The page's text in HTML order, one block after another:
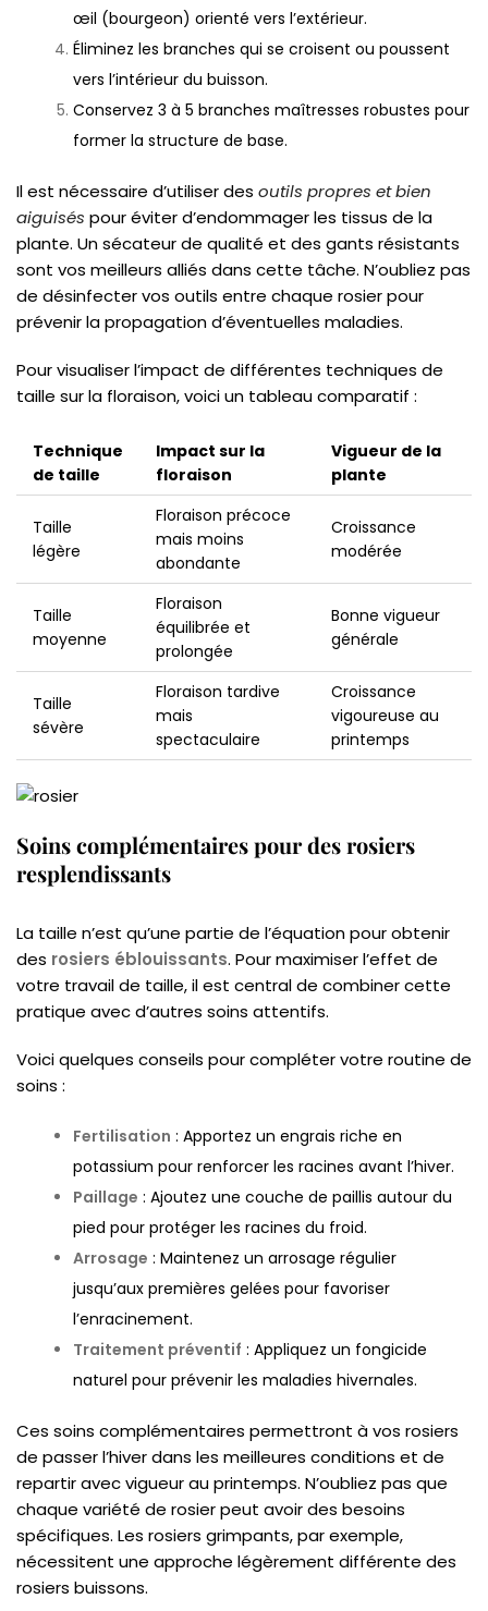
œil (bourgeon) orienté vers l’extérieur.
Éliminez les branches qui se croisent ou poussent
vers l’intérieur du buisson.
Conservez 3 à 5 branches maîtresses robustes pour
former la structure de base.
Il est nécessaire d’utiliser des outils propres et bien
aiguisés pour éviter d’endommager les tissus de la
plante. Un sécateur de qualité et des gants résistants
sont vos meilleurs alliés dans cette tâche. N’oubliez pas
de désinfecter vos outils entre chaque rosier pour
prévenir la propagation d’éventuelles maladies.
Pour visualiser l’impact de différentes techniques de
taille sur la floraison, voici un tableau comparatif :
Technique
de taille
Impact sur la
floraison
Vigueur de la
plante
Taille
légère
Floraison précoce
mais moins
abondante
Croissance
modérée
Taille
moyenne
Floraison
équilibrée et
prolongée
Bonne vigueur
générale
Taille
sévère
Floraison tardive
mais
spectaculaire
Croissance
vigoureuse au
printemps
Soins complémentaires pour des rosiers
resplendissants
La taille n’est qu’une partie de l’équation pour obtenir
des rosiers éblouissants. Pour maximiser l’effet de
votre travail de taille, il est central de combiner cette
pratique avec d’autres soins attentifs.
Voici quelques conseils pour compléter votre routine de
soins :
Fertilisation : Apportez un engrais riche en
potassium pour renforcer les racines avant l’hiver.
Paillage : Ajoutez une couche de paillis autour du
pied pour protéger les racines du froid.
Arrosage : Maintenez un arrosage régulier
jusqu’aux premières gelées pour favoriser
l’enracinement.
Traitement préventif : Appliquez un fongicide
naturel pour prévenir les maladies hivernales.
Ces soins complémentaires permettront à vos rosiers
de passer l’hiver dans les meilleures conditions et de
repartir avec vigueur au printemps. N’oubliez pas que
chaque variété de rosier peut avoir des besoins
spécifiques. Les rosiers grimpants, par exemple,
nécessitent une approche légèrement différente des
rosiers buissons.